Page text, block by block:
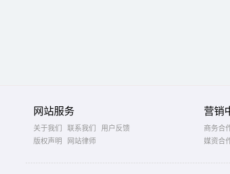
网站服务
关于我们 联系我们
用户反馈
版权声明
网站律师
营销
商务合
媒资合